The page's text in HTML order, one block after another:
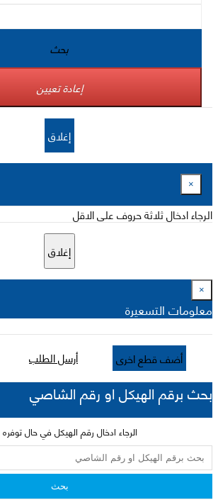
بحث
إعادة تعيين
إغلاق
×
الرجاء ادخال ثلاثة حروف على الاقل
إغلاق
×
معلومات التسعيرة
أضف قطع اخرى أرسل الطلب
بحث برقم الهيكل او رقم الشاصي
الرجاء ادخال رقم الهيكل في حال
بحث